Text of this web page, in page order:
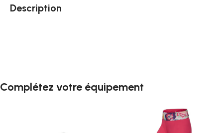
Description
Complétez votre équipement